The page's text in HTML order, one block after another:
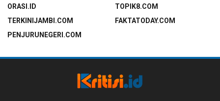
ORASI.ID
TOPIK8.COM
TERKINIJAMBI.COM
FAKTATODAY.COM
PENJURUNEGERI.COM